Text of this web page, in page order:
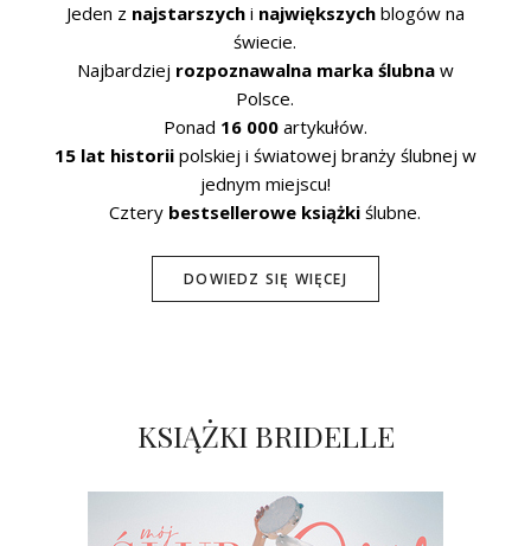
Jeden z najstarszychi największychblogów na
świecie.
Najbardziej rozpoznawalna marka ślubnaw
Polsce.
Ponad 16 000artykułów.
15 lat historiipolskiej i światowej branży ślubnej w
jednym miejscu!
Cztery bestsellerowe książki ślubne.
DOWIEDZ SIĘ WIĘCEJ
KSIĄŻKI BRIDELLE